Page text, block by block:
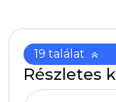
ProAct Quick
Cikkszám: PA005BL